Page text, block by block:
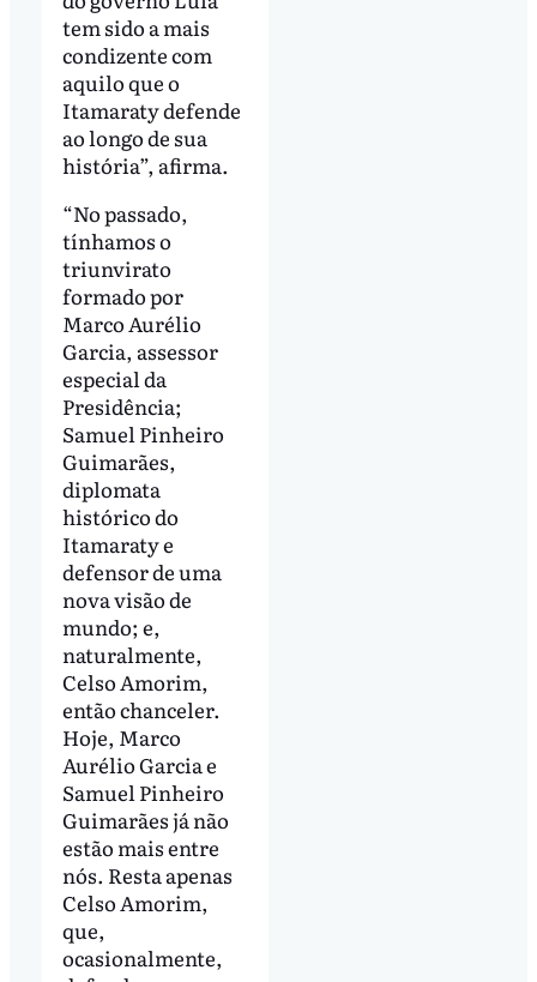
tem sido a mais
condizente com
aquilo que o
Itamaraty defende
ao longo de sua
história”, afirma.
“No passado,
tínhamos o
triunvirato
formado por
Marco Aurélio
Garcia, assessor
especial da
Presidência;
Samuel Pinheiro
Guimarães,
diplomata
histórico do
Itamaraty e
defensor de uma
nova visão de
mundo; e,
naturalmente,
Celso Amorim,
então chanceler.
Hoje, Marco
Aurélio Garcia e
Samuel Pinheiro
Guimarães já não
estão mais entre
nós. Resta apenas
Celso Amorim,
que,
ocasionalmente,